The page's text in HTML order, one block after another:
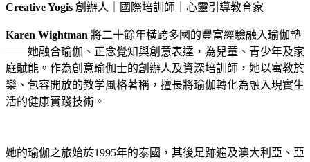
Creative Yogis 創辦人｜國際培訓師｜心靈引導教育家
Karen Wightman 將二十餘年橫跨多國的豐富經驗融入瑜伽墊
——她融合瑜伽、正念覺知與創意表達，為兒童、青少年及家
庭賦能。作為創意瑜伽士的創辦人及資深培訓師，她以寓教於
樂、包容開放的教学風格著稱，擅長將瑜伽轉化為融入現實生
活的健康實踐技術。
她的瑜伽之旅始於1995年的泰國，其後足跡遍及澳大利亞、亞